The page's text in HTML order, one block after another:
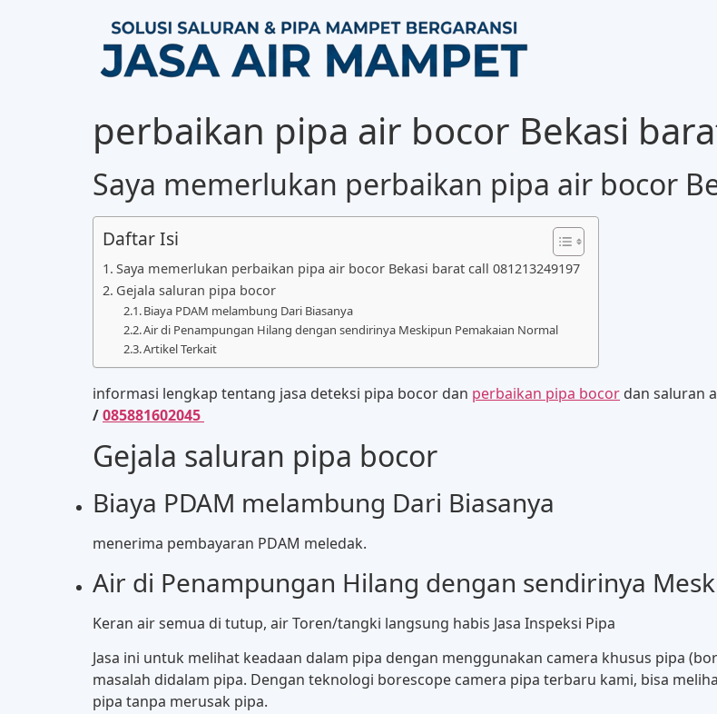
perbaikan pipa air bocor Bekasi
Saya memerlukan perbaikan pipa air bocor
Daftar Isi
Saya memerlukan perbaikan pipa air bocor Bekasi barat call 081213249197
Gejala saluran pipa bocor
Biaya PDAM melambung Dari Biasanya
Air di Penampungan Hilang dengan sendirinya Meskipun Pemakaian Normal
Artikel Terkait
informasi lengkap tentang jasa deteksi pipa bocor dan perbaikan pipa bocor dan saluran
/085881602045
Gejala saluran pipa bocor
Biaya PDAM melambung Dari Biasanya
menerima pembayaran PDAM meledak.
Air di Penampungan Hilang dengan sendirinya
Keran air semua di tutup, air Toren/tangki langsung habis Jasa Inspeksi Pipa
Jasa ini untuk melihat keadaan dalam pipa dengan menggunakan camera khusus pipa
masalah didalam pipa. Dengan teknologi borescope camera pipa terbaru kami, bisa
pipa tanpa merusak pipa.